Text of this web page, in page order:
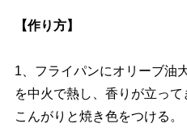
【作り方】
1、フライパンにオリーブ油
を中火で熱し、香りが立っ
こんがりと焼き色をつける。